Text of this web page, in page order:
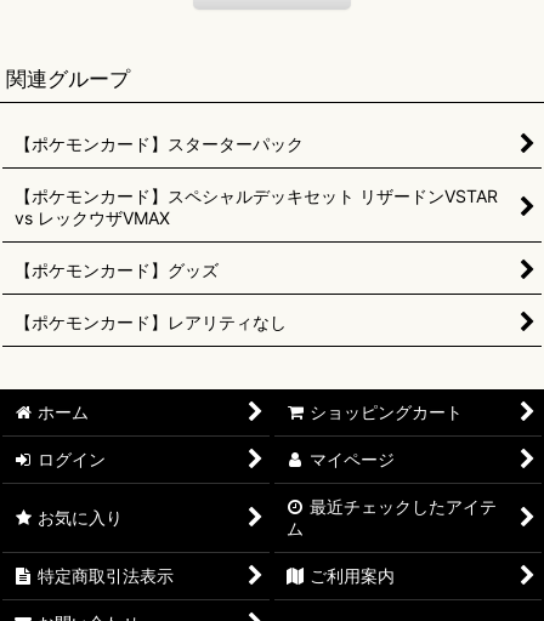
関連グループ
【ポケモンカード】スターターパック
【ポケモンカード】スペシャルデッキセット リザードンVSTAR
vs レックウザVMAX
【ポケモンカード】グッズ
【ポケモンカード】レアリティなし
ホーム ショッピングカート
ログイン マイページ
お気に入り
最近チェックしたアイテ
ム
特定商取引法表示 ご利用案内